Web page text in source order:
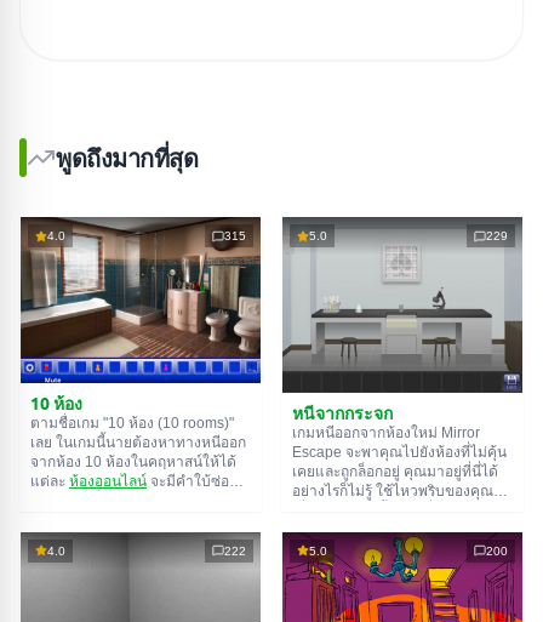
พูดถึงมากที่สุด
4.0 315
10 ห้อง
ตามชื่อเกม "10 ห้อง (10 rooms)"
เลย ในเกมนี้นายต้องหาทางหนีออก
จากห้อง 10 ห้องในคฤหาสน์ให้ได้
แต่ละ ห้องออนไลน์ จะมีคำใบ้ซ่อน
อีกห้องนึง เป็นแบบนี้ไปเรื่อยๆ จนถึง
ห้องที่สิบ ลองเคลียร์ให้ครบทุกห้องสิ!
5.0 229
หนีจากกระจก
เกมหนีออกจากห้องใหม่ Mirror
Escape จะพาคุณไปยังห้องที่ไม่คุ้น
เคยและถูกล็อกอยู่ คุณมาอยู่ที่นี่ได้
อย่างไรก็ไม่รู้ ใช้ไหวพริบของคุณ
ไว้ให้และหาทางสู่อิสรภาพ สำรวจ
ห้องอย่างละเอียด บางทีคุณอาจจะ
เจอเบาะแสบางอย่างก็ได้ ขอให้โชค
4.0 222 5.0 200